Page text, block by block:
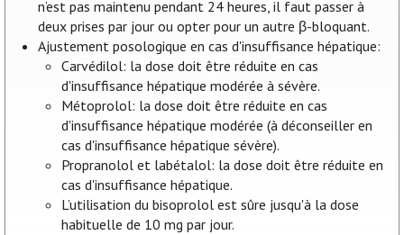
n’est pas maintenu pendant 24 heures, il faut passer à
deux prises par jour ou opter pour un autre β-bloquant.
Ajustement posologique en cas d'insuffisance hépatique:
Carvédilol: la dose doit être réduite en cas
d'insuffisance hépatique modérée à sévère.
Métoprolol: la dose doit être réduite en cas
d'insuffisance hépatique modérée (à déconseiller en
cas d'insuffisance hépatique sévère).
Propranolol et labétalol: la dose doit être réduite en
cas d'insuffisance hépatique.
L’utilisation du bisoprolol est sûre jusqu'à la dose
habituelle de 10 mg par jour.